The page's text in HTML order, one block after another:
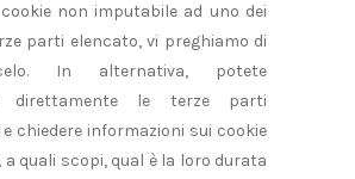
non imputabile ad uno dei
parti elencato, vi preghiamo di
In alternativa, potete
direttamente le terze parti
chiedere informazioni sui cookie
a quali scopi, qual è la loro durata